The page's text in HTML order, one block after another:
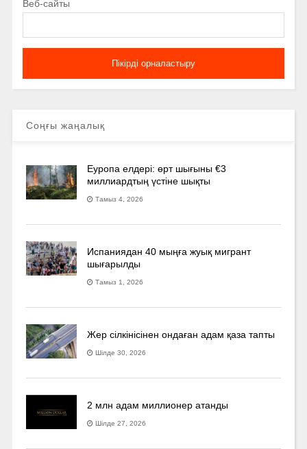
Веб-сайты
Соңғы жаңалық
Еуропа елдері: өрт шығыны €3
миллиардтың үстіне шықты
Тамыз 4, 2026
Испаниядан 40 мыңға жуық мигрант
шығарылды
Тамыз 1, 2026
Жер сілкінісінен ондаған адам қаза тапты
Шілде 30, 2026
2 млн адам миллионер атанды
Шілде 27, 2026